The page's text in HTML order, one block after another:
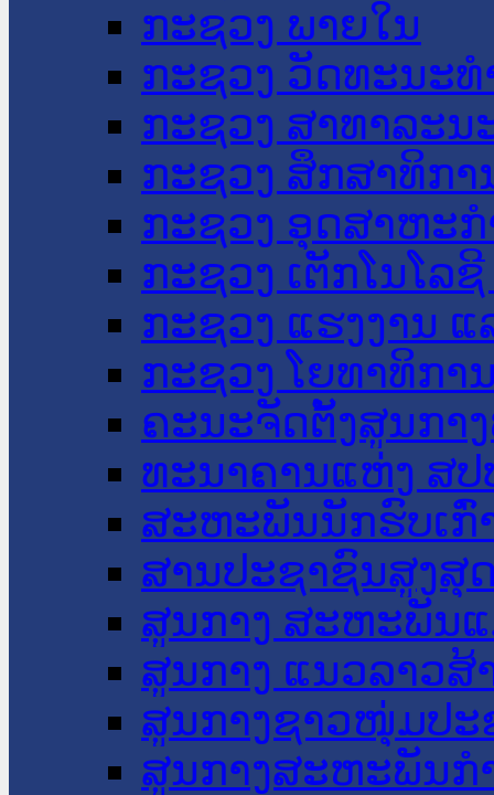
ກະຊວງ ພາຍໃນ
ກະຊວງ ວັດທະນະ
ກະຊວງ ສາທາລະນ
ກະຊວງ ສຶກສາທິກາ
ກະຊວງ ອຸດສາຫະ
ກະຊວງ ເຕັກໂນໂລ
ກະຊວງ ແຮງງານ
ກະຊວງ ໂຍທາທິກາ
ຄະນະຈັດຕັ້ງສູນກາ
ທະນາຄານແຫ່ງ ສປ
ສະຫະພັນນັກຮົບເກົ່
ສານປະຊາຊົນສູງສຸ
ສູນກາງ ສະຫະພັນ
ສູນກາງ ແນວລາວສ້
ສູນກາງຊາວໜຸ່ມປະ
ສູນກາງສະຫະພັນກ